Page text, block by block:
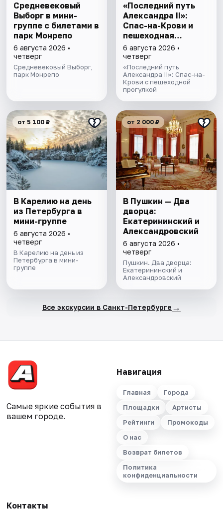
Cредневековый
Выборг в мини-
группе c билетами в
парк Монрепо
6 августа 2026 •
четверг
Средневековый Выборг,
парк Монрепо
«Последний путь
Александра II»:
Спас-на-Крови и
пешеходная
прогулка
6 августа 2026 •
четверг
«Последний путь
Александра II»: Спас-на-
Крови с пешеходной
прогулкой
от 5 100 ₽
В Карелию на день
из Петербурга в
мини-группе
6 августа 2026 •
четверг
В Карелию на день из
Петербурга в мини-
группе
от 2 000 ₽
В Пушкин — Два
дворца:
Екатерининский и
Александровский
6 августа 2026 •
четверг
Пушкин. Два дворца:
Екатерининский и
Александровский
Все экскурсии в Санкт-Петербурге →
Самые яркие события в
вашем городе.
Навигация
Главная
Города
Площадки
Артисты
Рейтинги
Промокоды
О нас
Возврат билетов
Политика
конфиденциальности
Контакты